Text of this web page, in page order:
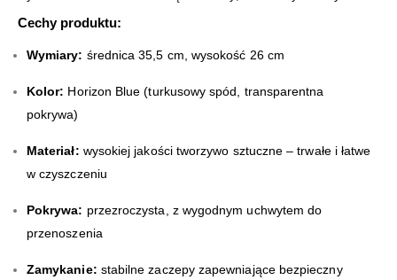
Cechy produktu:
Wymiary: średnica 35,5 cm, wysokość 26 cm
Kolor: Horizon Blue (turkusowy spód, transparentna
pokrywa)
Materiał: wysokiej jakości tworzywo sztuczne – trwałe i łatwe
w czyszczeniu
Pokrywa: przezroczysta, z wygodnym uchwytem do
przenoszenia
Zamykanie: stabilne zaczepy zapewniające bezpieczny